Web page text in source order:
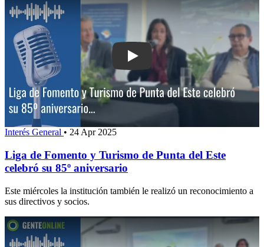
Play: Liga de Fomento y Turismo de
Interés General • 24 Apr 2025
Liga de Fomento y Turismo de Punta del Este
celebró su 85º aniversario
Este miércoles la institución también le realizó un reconocimiento a
sus directivos y socios.